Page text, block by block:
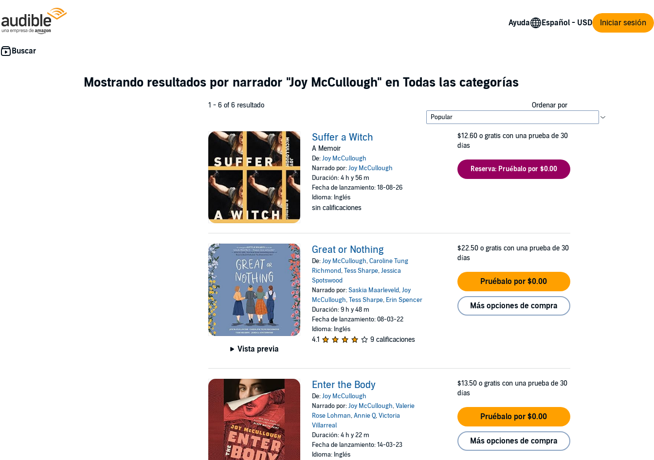
Ayuda Iniciar sesión
Mostrando resultados por narrador "Joy McCullough" en Todas las categorías
1 - 6 of 6 resultado Ordenar por
Suffer a Witch
A Memoir
De:Joy McCullough
Narrado por:Joy McCullough
Duración: 4 h y 56 m
Fecha de lanzamiento: 18-08-26
Idioma: Inglés
sin calificaciones
$12.60 o gratis con una prueba de 30
días
Reserva: Pruébalo por $0.00
Vista previa
Great or Nothing
De:Joy McCullough,Caroline Tung
Richmond,Tess Sharpe,Jessica
Spotswood
Narrado por:Saskia Maarleveld,Joy
McCullough,Tess Sharpe, Erin Spencer
Duración: 9 h y 48 m
Fecha de lanzamiento: 08-03-22
Idioma: Inglés
4.1 9 calificaciones
$22.50 o gratis con una prueba de 30
días
Pruébalo por $0.00
Más opciones de compra
Enter the Body
De:Joy McCullough
Narrado por:Joy McCullough,Valerie
Rose Lohman,Annie Q,Victoria
Villarreal
Duración: 4 h y 22 m
Fecha de lanzamiento: 14-03-23
Idioma: Inglés
$13.50 o gratis con una prueba de 30
días
Pruébalo por $0.00
Más opciones de compra